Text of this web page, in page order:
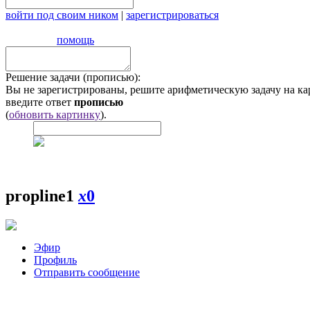
войти под своим ником | зарегистрироваться
помощь
Решение задачи (прописью):
Вы не зарегистрированы, решите арифметическую задачу на
введите ответ прописью
(обновить картинку).
propline1x0
Эфир
Профиль
Отправить сообщение